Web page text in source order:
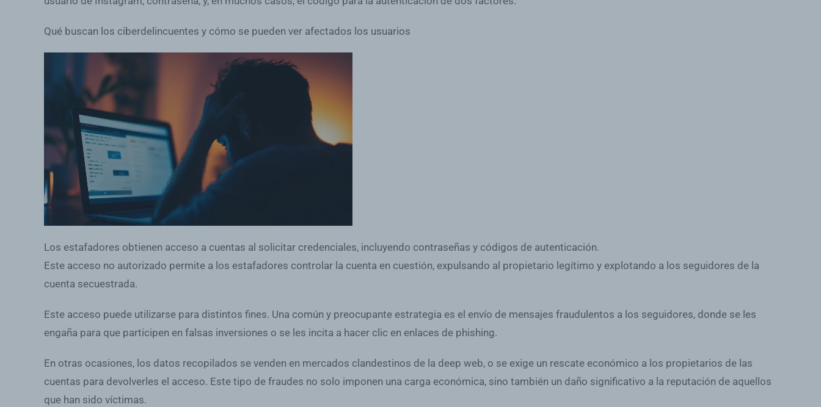
Qué buscan los ciberdelincuentes y cómo se pueden ver afectados los usuarios
Los estafadores obtienen acceso a cuentas al solicitar credenciales, incluyendo contraseñas y códigos de autenticación.
Este acceso no autorizado permite a los estafadores controlar la cuenta en cuestión, expulsando al propietario legítimo y explotando a los seguidores de la
cuenta secuestrada.
Este acceso puede utilizarse para distintos fines. Una común y preocupante estrategia es el envío de mensajes fraudulentos a los seguidores, donde se les
engaña para que participen en falsas inversiones o se les incita a hacer clic en enlaces de phishing.
En otras ocasiones, los datos recopilados se venden en mercados clandestinos de la deep web, o se exige un rescate económico a los propietarios de las
cuentas para devolverles el acceso. Este tipo de fraudes no solo imponen una carga económica, sino también un daño significativo a la reputación de aquellos
que han sido víctimas.